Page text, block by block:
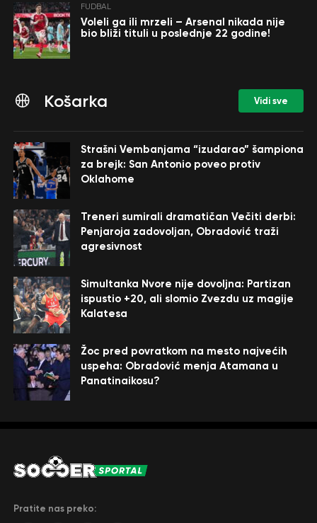
FUDBAL
Voleli ga ili mrzeli – Arsenal nikada nije
bio bliži tituli u poslednje 22 godine!
Košarka Vidi sve
Strašni Vembanjama “izudarao” šampiona
za brejk: San Antonio poveo protiv
Oklahome
Treneri sumirali dramatičan Večiti derbi:
Penjaroja zadovoljan, Obradović traži
agresivnost
Simultanka Nvore nije dovoljna: Partizan
ispustio +20, ali slomio Zvezdu uz magije
Kalatesa
Žoc pred povratkom na mesto najvećih
uspeha: Obradović menja Atamana u
Panatinaikosu?
Pratite nas preko: